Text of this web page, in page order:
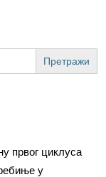
првог циклуса
у